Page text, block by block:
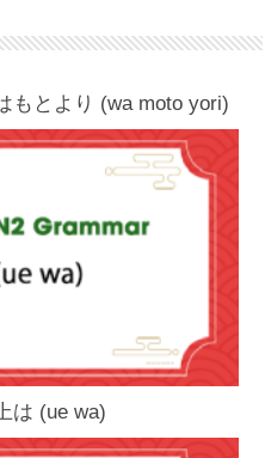
もとより (wa moto yori)
は (ue wa)